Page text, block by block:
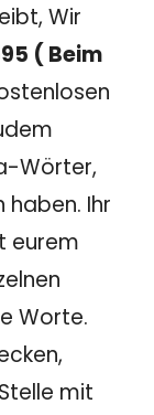
Wir
( Beim
Wörter,
haben. Ihr
eurem
Worte.
mit